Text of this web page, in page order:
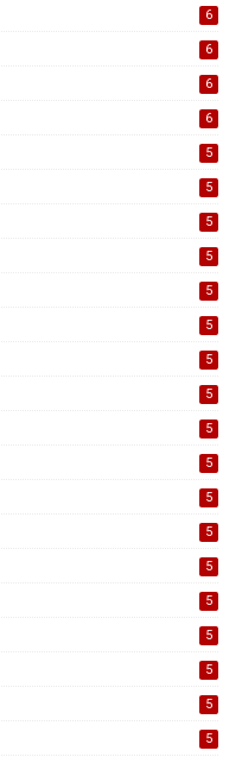
6
6
6
6
5
5
5
5
5
5
5
5
5
5
5
5
5
5
5
5
5
5